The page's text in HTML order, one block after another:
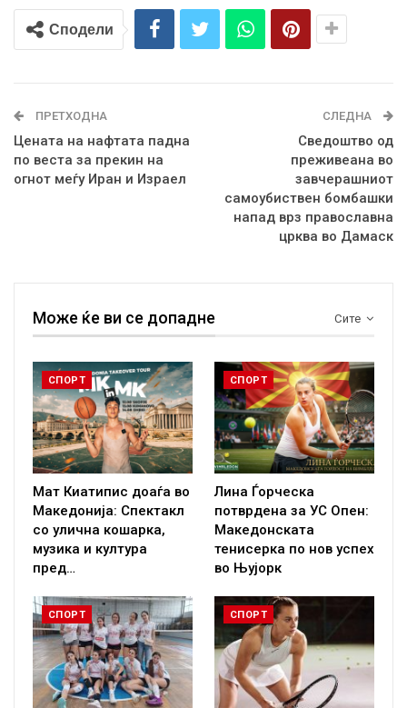
Сподели
ПРЕТХОДНА
Цената на нафтата падна
по веста за прекин на
огнот меѓу Иран и Израел
СЛЕДНА
Сведоштво од
преживеана во
завчерашниот
самоубиствен бомбашки
напад врз православна
црква во Дамаск
Сите
Може ќе ви се допадне
СПОРТ
Мат Киатипис доаѓа во
Македонија: Спектакл
со улична кошарка,
музика и култура
пред…
СПОРТ
Лина Ѓорческа
потврдена за УС Опен:
Македонската
тенисерка по нов успех
во Њујорк
СПОРТ СПОРТ